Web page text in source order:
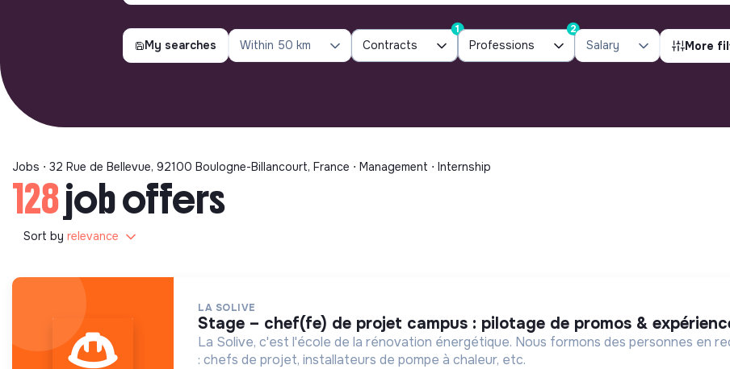
My searches Within 50 km Contracts
1
Professions
2
Salary More
Jobs ⋅ 32 Rue de Bellevue, 92100 Boulogne-Billancourt, France ⋅ Management ⋅ Internship
128job offers
Sort by relevance
LA SOLIVE
stage – chef(fe) de projet campus : pilotage de promos &
La Solive, c'est l'école de la rénovation énergétique. Nous formons des personnes en
: chefs de projet, installateurs de pompe à chaleur, etc.